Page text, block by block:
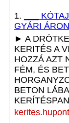
1.
___
GYÁRI
► A
KERITÉS A
HOZZÁ AZT
FÉM, ÉS
BETON